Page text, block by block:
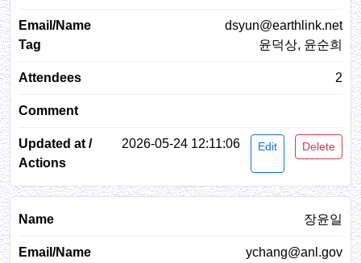
dsyun@earthlink.net
윤덕상, 윤순희
2
2026-05-24 12:11:06 Edit Delete
장윤일
ychang@anl.gov